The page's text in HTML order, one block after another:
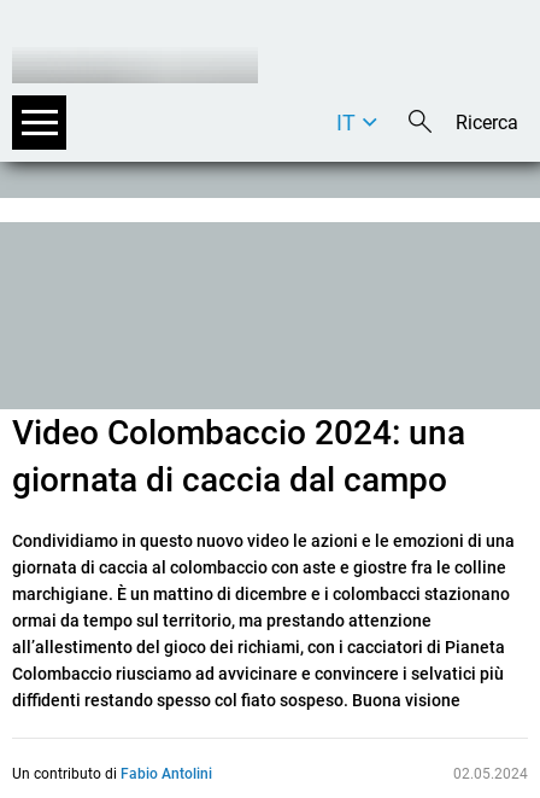
DE
IT
Video Colombaccio 2024: una
giornata di caccia dal campo
Condividiamo in questo nuovo video le azioni e le emozioni di una
giornata di caccia al colombaccio con aste e giostre fra le colline
marchigiane. È un mattino di dicembre e i colombacci stazionano
ormai da tempo sul territorio, ma prestando attenzione
all’allestimento del gioco dei richiami, con i cacciatori di Pianeta
Colombaccio riusciamo ad avvicinare e convincere i selvatici più
diffidenti restando spesso col fiato sospeso. Buona visione
Un contributo di Fabio Antolini 02.05.2024